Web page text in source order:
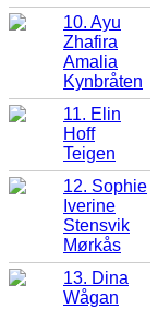
10. Ayu
Zhafira
Amalia
Kynbråten
11. Elin
Hoff
Teigen
12. Sophie
Iverine
Stensvik
Mørkås
13. Dina
Wågan